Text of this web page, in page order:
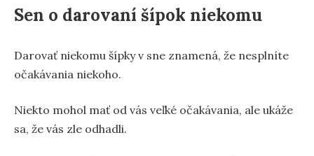
Sen o darovaní šípok niekomu
Darovať niekomu šípky v sne znamená, že nesplníte
očakávania niekoho.
Niekto mohol mať od vás veľké očakávania, ale ukáže
sa, že vás zle odhadli.